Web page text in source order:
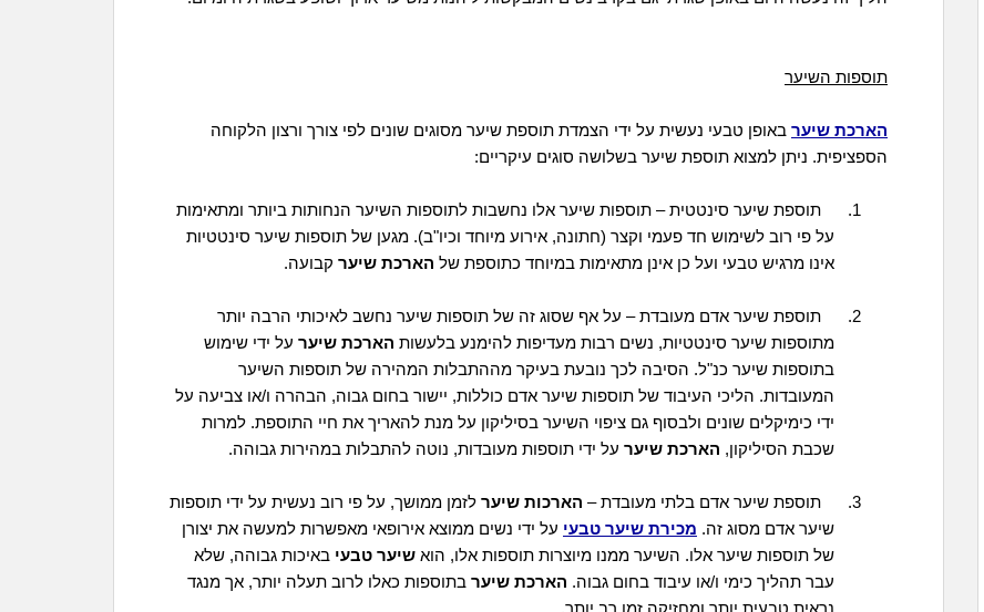
תוספות השיער
הארכת שיער באופן טבעי נעשית על ידי הצמדת תוספת שיער מסוגים שונים לפי צורך ורצון הלקוחה
הספציפית. ניתן למצוא תוספת שיער בשלושה סוגים עיקריים:
1. תוספת שיער סינטטית – תוספות שיער אלו נחשבות לתוספות השיער הנחותות ביותר ומתאימות
על פי רוב לשימוש חד פעמי וקצר (חתונה, אירוע מיוחד וכיו"ב). מגען של תוספות שיער סינטטיות
אינו מרגיש טבעי ועל כן אינן מתאימות במיוחד כתוספת של הארכת שיער קבועה.
2. תוספת שיער אדם מעובדת – על אף שסוג זה של תוספות שיער נחשב לאיכותי הרבה יותר
מתוספות שיער סינטטיות, נשים רבות מעדיפות להימנע בלעשות הארכת שיער על ידי שימוש
בתוספות שיער כנ"ל. הסיבה לכך נובעת בעיקר מההתבלות המהירה של תוספות השיער
המעובדות. הליכי העיבוד של תוספות שיער אדם כוללות, יישור בחום גבוה, הבהרה ו/או צביעה על
ידי כימיקלים שונים ולבסוף גם ציפוי השיער בסיליקון על מנת להאריך את חיי התוספת. למרות
שכבת הסיליקון, הארכת שיער על ידי תוספות מעובדות, נוטה להתבלות במהירות גבוהה.
3. תוספת שיער אדם בלתי מעובדת – הארכות שיער לזמן ממושך, על פי רוב נעשית על ידי תוספות
שיער אדם מסוג זה. מכירת שיער טבעי על ידי נשים ממוצא אירופאי מאפשרות למעשה את יצורן
של תוספות שיער אלו. השיער ממנו מיוצרות תוספות אלו, הוא שיער טבעי באיכות גבוהה, שלא
עבר תהליך כימי ו/או עיבוד בחום גבוה. הארכת שיער בתוספות כאלו לרוב תעלה יותר, אך מנגד